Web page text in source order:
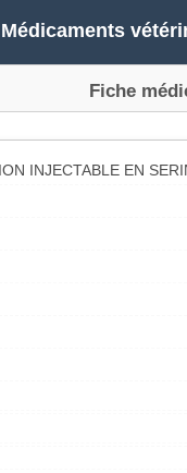
Fiche
INJECTABLE EN